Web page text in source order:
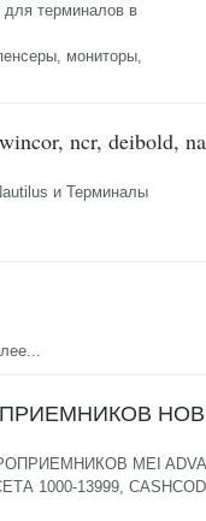
терминалов в
мониторы,
ncr, deibold,
и Терминалы
MEI
1000-13999,